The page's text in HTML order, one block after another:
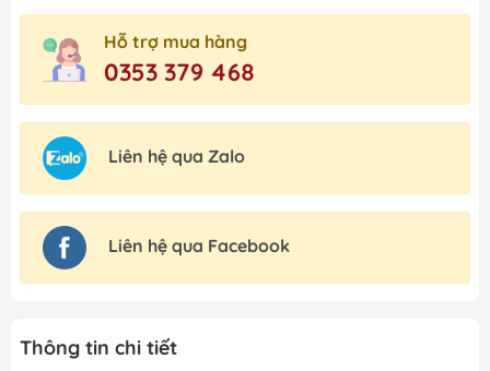
Hỗ trợ mua hàng
0353 379 468
Liên hệ qua Zalo
Liên hệ qua Facebook
Thông tin chi tiết